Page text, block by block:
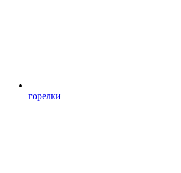
горелки